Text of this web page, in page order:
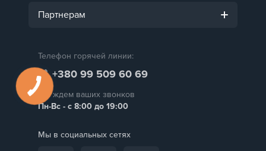
Партнерам
Телефон горячей линии:
+380 99 509 60 69
Мы ждем ваших звонков
Пн-Вс - с 8:00 до 19:00
Мы в социальных сетях